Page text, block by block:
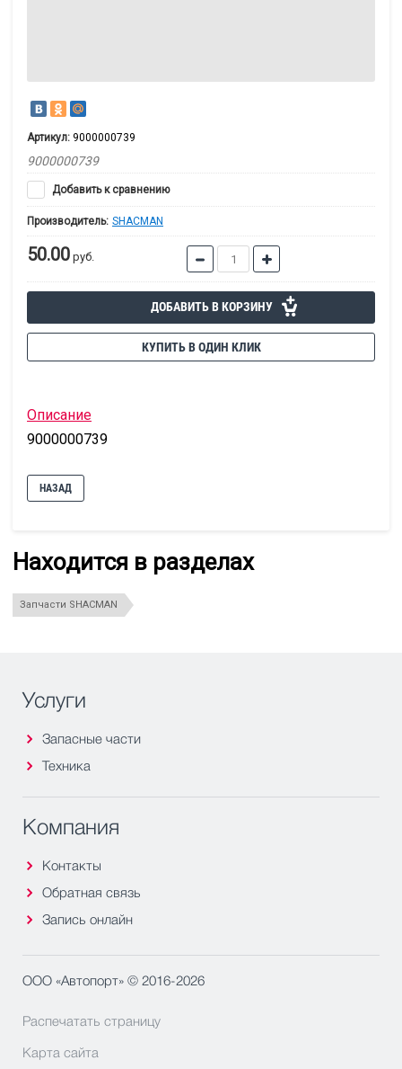
Артикул: 9000000739
9000000739
Добавить к сравнению
Производитель: SHACMAN
50.00 руб.
ДОБАВИТЬ В КОРЗИНУ
КУПИТЬ В ОДИН КЛИК
Описание
9000000739
НАЗАД
Находится в разделах
Запчасти SHACMAN
Услуги
Запасные части
Техника
Компания
Контакты
Обратная связь
Запись онлайн
ООО «Автопорт» © 2016-2026
Распечатать страницу
Карта сайта